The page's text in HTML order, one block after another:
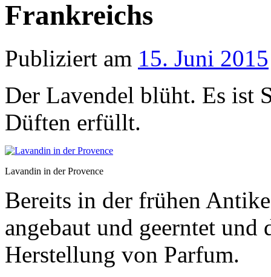
Frankreichs
Publiziert am 15. Juni 2015
Der Lavendel blüht. Es ist
Düften erfüllt.
Lavandin in der Provence
Bereits in der frühen
angebaut und geerntet
Herstellung von Parfum.